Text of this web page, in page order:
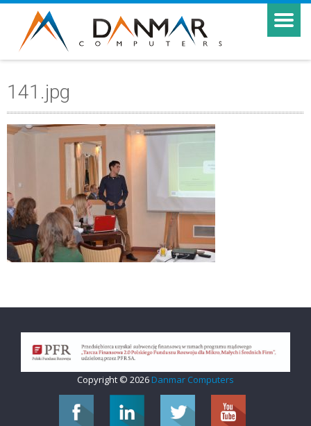
141.jpg
Copyright © 2026 Danmar Computers